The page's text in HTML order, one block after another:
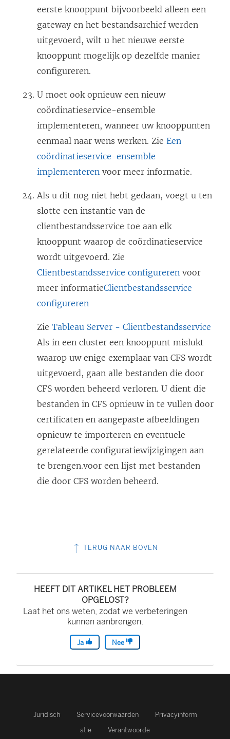
eerste knooppunt bijvoorbeeld alleen een
gateway en het bestandsarchief werden
uitgevoerd, wilt u het nieuwe eerste
knooppunt mogelijk op dezelfde manier
configureren.
U moet ook opnieuw een nieuw
coördinatieservice-ensemble
implementeren, wanneer uw knooppunten
eenmaal naar wens werken. Zie Een
coördinatieservice-ensemble
implementeren voor meer informatie.
Als u dit nog niet hebt gedaan, voegt u ten
slotte een instantie van de
clientbestandsservice toe aan elk
knooppunt waarop de coördinatieservice
wordt uitgevoerd. Zie
Clientbestandsservice configureren voor
meer informatieClientbestandsservice
configureren
Zie Tableau Server - Clientbestandsservice
Als in een cluster een knooppunt mislukt
waarop uw enige exemplaar van CFS wordt
uitgevoerd, gaan alle bestanden die door
CFS worden beheerd verloren. U dient die
bestanden in CFS opnieuw in te vullen door
certificaten en aangepaste afbeeldingen
opnieuw te importeren en eventuele
gerelateerde configuratiewijzigingen aan
te brengen.voor een lijst met bestanden
die door CFS worden beheerd.
TERUG NAAR BOVEN
HEEFT DIT ARTIKEL HET PROBLEEM
OPGELOST?
Laat het ons weten, zodat we verbeteringen
kunnen aanbrengen.
Ja Nee
Juridisch Servicevoorwaarden
Privacyinform
atie
Verantwoorde